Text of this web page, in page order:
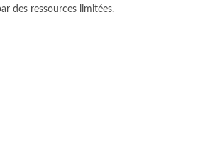
des ressources limitées.